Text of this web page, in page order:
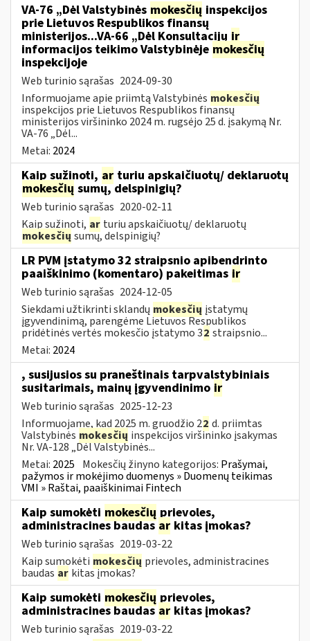
VA-76 „Dėl Valstybinės mokesčių inspekcijos
prie Lietuvos Respublikos finansų
ministerijos...VA-66 „Dėl Konsultacijų ir
informacijos teikimo Valstybinėje mokesčių
inspekcijoje
Web turinio sąrašas 2024-09-30
Informuojame apie priimtą Valstybinės mokesčių
inspekcijos prie Lietuvos Respublikos finansų
ministerijos viršininko 2024 m. rugsėjo 25 d. įsakymą Nr.
VA-76 „Dėl...
Metai: 2024
Kaip sužinoti, ar turiu apskaičiuotų/ deklaruotų
mokesčių sumų, delspinigių?
Web turinio sąrašas 2020-02-11
Kaip sužinoti, ar turiu apskaičiuotų/ deklaruotų
mokesčių sumų, delspinigių?
LR PVM įstatymo 32 straipsnio apibendrinto
paaiškinimo (komentaro) pakeitimas ir
Web turinio sąrašas 2024-12-05
Siekdami užtikrinti sklandų mokesčių įstatymų
įgyvendinimą, parengėme Lietuvos Respublikos
pridėtinės vertės mokesčio įstatymo 32 straipsnio...
Metai: 2024
, susijusios su praneštinais tarpvalstybiniais
susitarimais, mainų įgyvendinimo ir
Web turinio sąrašas 2025-12-23
Informuojame, kad 2025 m. gruodžio 22 d. priimtas
Valstybinės mokesčių inspekcijos viršininko įsakymas
Nr. VA-128 „Dėl Valstybinės...
Metai: 2025 Mokesčių žinyno kategorijos: Prašymai,
pažymos ir mokėjimo duomenys » Duomenų teikimas
VMI » Raštai, paaiškinimai Fintech
Kaip sumokėti mokesčių prievoles,
administracines baudasar kitas įmokas?
Web turinio sąrašas 2019-03-22
Kaip sumokėti mokesčių prievoles, administracines
baudas ar kitas įmokas?
Kaip sumokėti mokesčių prievoles,
administracines baudasar kitas įmokas?
Web turinio sąrašas 2019-03-22